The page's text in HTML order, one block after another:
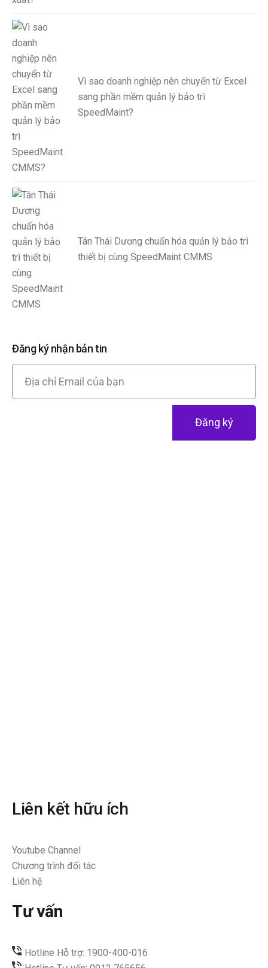
Vì sao doanh nghiệp nên chuyển từ Excel
sang phần mềm quản lý bảo trì
SpeedMaint?
Tân Thái Dương chuẩn hóa quản lý bảo trì
thiết bị cùng SpeedMaint CMMS
Đăng ký nhận bản tin
Đăng ký
Liên kết hữu ích
Youtube Channel
Chương trình đối tác
Liên hệ
Tư vấn
Hotline Hỗ trợ: 1900-400-016